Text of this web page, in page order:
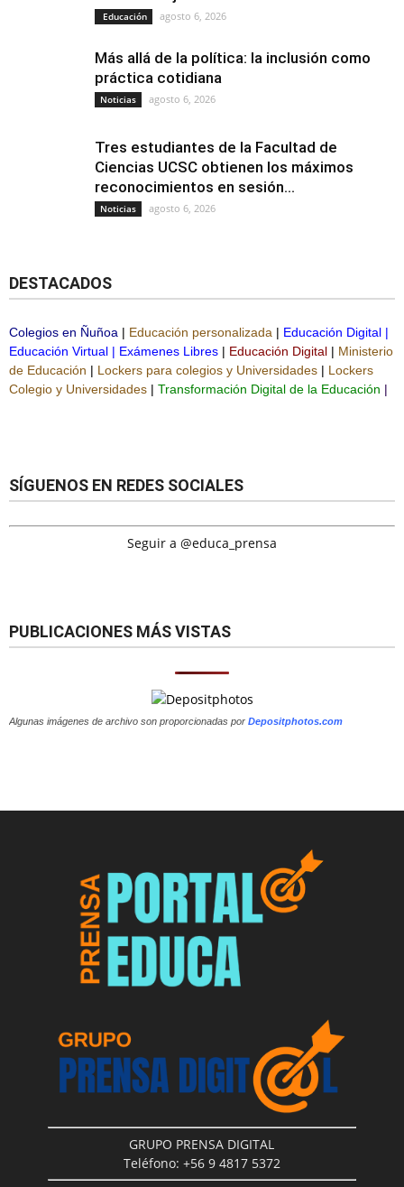
Educación agosto 6, 2026
Más allá de la política: la inclusión como
práctica cotidiana
Noticias agosto 6, 2026
Tres estudiantes de la Facultad de
Ciencias UCSC obtienen los máximos
reconocimientos en sesión...
Noticias agosto 6, 2026
DESTACADOS
Colegios en Ñuñoa | Educación personalizada | Educación Digital |
Educación Virtual | Exámenes Libres | Educación Digital | Ministerio
de Educación | Lockers para colegios y Universidades | Lockers
Colegio y Universidades | Transformación Digital de la Educación |
SÍGUENOS EN REDES SOCIALES
Seguir a @educa_prensa
PUBLICACIONES MÁS VISTAS
Algunas imágenes de archivo son proporcionadas por Depositphotos.com
GRUPO PRENSA DIGITAL
Teléfono: +56 9 4817 5372